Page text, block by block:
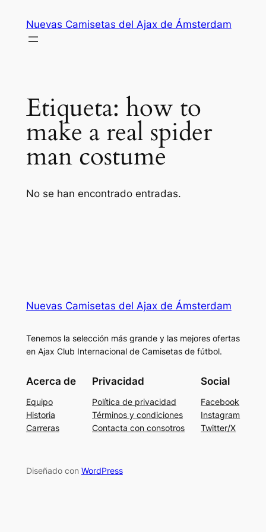
contenido
Nuevas Camisetas del Ajax de Ámsterdam
Etiqueta: how to
make a real spider
man costume
No se han encontrado entradas.
Nuevas Camisetas del Ajax de Ámsterdam
Tenemos la selección más grande y las mejores ofertas
en Ajax Club Internacional de Camisetas de fútbol.
Acerca de
Equipo
Historia
Carreras
Privacidad
Política de privacidad
Términos y condiciones
Contacta con consotros
Social
Facebook
Instagram
Twitter/X
Diseñado con WordPress